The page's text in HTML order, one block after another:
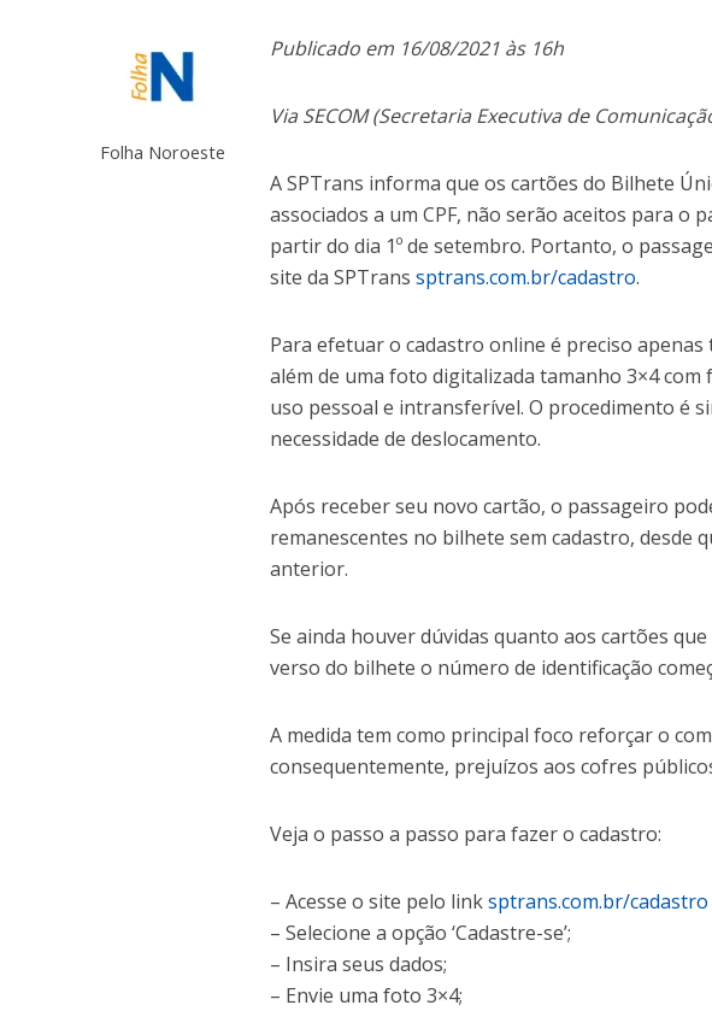
Folha Noroeste
Publicado em 16/08/2021 às 16h
Via SECOM (Secretaria Executiva de
A SPTrans informa que os cartões do Bilhete
associados a um CPF, não serão aceitos para
partir do dia 1º de setembro. Portanto, o
site da SPTranssptrans.com.br/cadastro.
Para efetuar o cadastro online é preciso apenas
além de uma foto digitalizada tamanho 3×4
uso pessoal e intransferível. O procedimento é
necessidade de deslocamento.
Após receber seu novo cartão, o passageiro
remanescentes no bilhete sem cadastro, desde
anterior.
Se ainda houver dúvidas quanto aos cartões
verso do bilhete o número de identificação
A medida tem como principal foco reforçar o
consequentemente, prejuízos aos cofres
Veja o passo a passo para fazer o cadastro:
– Acesse o site pelo linksptrans.com.br/cadastro
– Selecione a opção ‘Cadastre-se’;
– Insira seus dados;
– Envie uma foto 3×4;